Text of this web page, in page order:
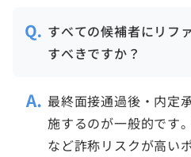
すべての候補者にリフ
すべきですか？
最終面接通過後・内定
施するのが一般的です
など詐称リスクが高い